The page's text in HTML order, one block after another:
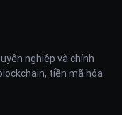
nghiệp và chính
tiền mã hóa